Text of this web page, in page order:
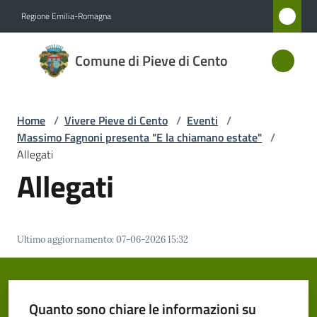
Regione Emilia-Romagna
Comune di Pieve di Cento
Comune
di Pieve
Amministrazione
Novità
Pieve
Home / Vivere Pieve di Cento / Eventi /
Massimo Fagnoni presenta "E la chiamano estate" /
Allegati
Allegati
Ultimo aggiornamento:07-06-2026 15:32
Quanto sono chiare le informazioni su